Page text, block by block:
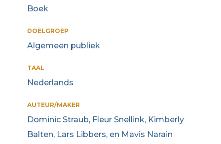
Boek
DOELGROEP
Algemeen publiek
TAAL
Nederlands
AUTEUR/MAKER
Dominic Straub, Fleur Snellink, Kimberly
Balten, Lars Libbers, en Mavis Narain